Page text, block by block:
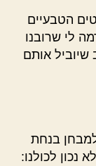
הטבעיים
לי שרובנו
שיוביל אותם
בנחת
לכולנו: